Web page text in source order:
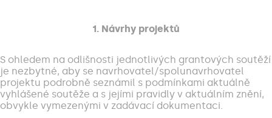
1. Návrhy projektů
S ohledem na odlišnosti jednotlivých grantových soutěží
je nezbytné, aby se navrhovatel/spolunavrhovatel
projektu podrobně seznámil s podmínkami aktuálně
vyhlášené soutěže a s jejími pravidly v aktuálním znění,
obvykle vymezenými v zadávací dokumentaci.